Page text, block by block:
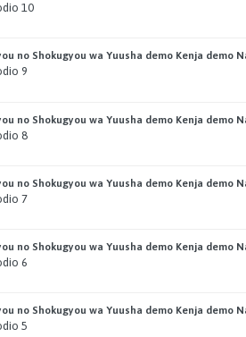
10
no Shokugyou wa Yuusha demo Kenja demo
9
no Shokugyou wa Yuusha demo Kenja demo
8
no Shokugyou wa Yuusha demo Kenja demo
7
no Shokugyou wa Yuusha demo Kenja demo
6
no Shokugyou wa Yuusha demo Kenja demo
5